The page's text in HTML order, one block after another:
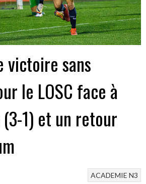
victoire sans
le LOSC face à
1) et un retour
ACADEMIE N3